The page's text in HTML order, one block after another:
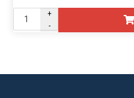
+
-